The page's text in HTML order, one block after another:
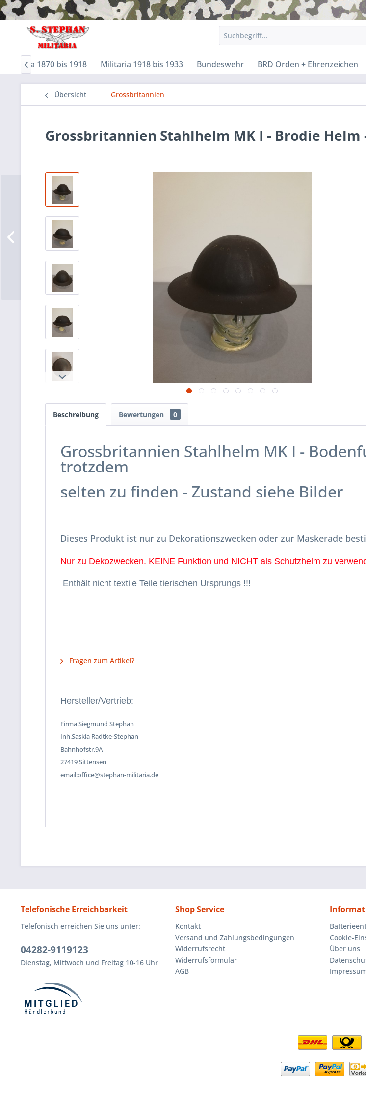
Militaria 1870 bis 1918 Militaria 1918 bis 1933 Bundeswehr BRD Orden + Ehrenzeichen

Übersicht Grossbritannien
Grossbritannien Stahlhelm MK I - Brodie Helm
Beschreibung Bewertungen 0
Grossbritannien Stahlhelm MK I -
trotzdem
selten zu finden - Zustand siehe Bilder
Dieses Produkt ist nur zu Dekorationszwecken oder zur Maskerade
Nur zu Dekozwecken. KEINE Funktion und NICHT als Schutzhelm zu
Enthält nicht textile Teile tierischen Ursprungs !!!
Fragen zum Artikel?
Hersteller/Vertrieb:
Firma Siegmund Stephan
Inh.Saskia Radtke-Stephan
Bahnhofstr.9A
27419 Sittensen
email:office@stephan-militaria.de
Telefonische Erreichbarkeit
Telefonisch erreichen Sie uns unter:
04282-9119123
Dienstag, Mittwoch und Freitag 10-16 Uhr
Shop Service
Kontakt
Versand und Zahlungsbedingungen
Widerrufsrecht
Widerrufsformular
AGB
Cookie-
Über uns
Impressum